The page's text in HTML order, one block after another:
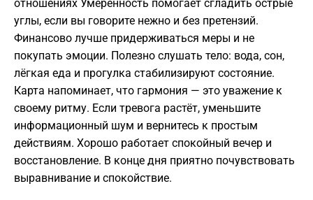
отношениях Умеренность помогает сгладить острые
углы, если вы говорите нежно и без претензий.
Финансово лучше придерживаться меры и не
покупать эмоции. Полезно слушать тело: вода, сон,
лёгкая еда и прогулка стабилизируют состояние.
Карта напоминает, что гармония — это уважение к
своему ритму. Если тревога растёт, уменьшите
информационный шум и вернитесь к простым
действиям. Хорошо работает спокойный вечер и
восстановление. В конце дня приятно почувствовать
выравнивание и спокойствие.